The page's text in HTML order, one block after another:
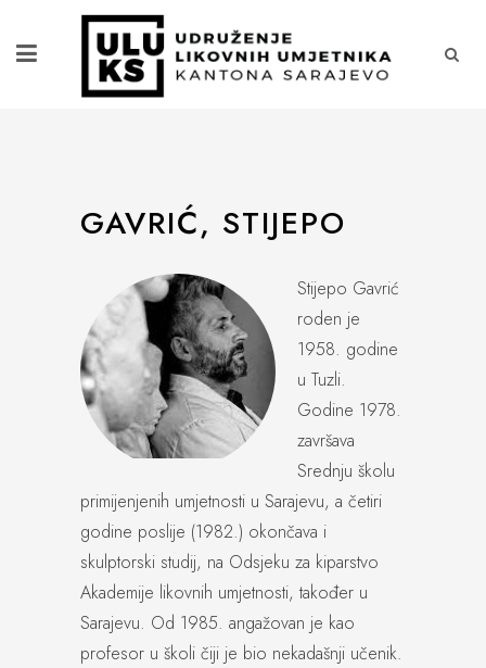
GAVRIĆ, STIJEPO
Stijepo Gavrić
roden je
1958. godine
u Tuzli.
Godine 1978.
završava
Srednju školu
primijenjenih umjetnosti u Sarajevu, a četiri
godine poslije (1982.) okončava i
skulptorski studij, na Odsjeku za kiparstvo
Akademije likovnih umjetnosti, također u
Sarajevu. Od 1985. angažovan je kao
profesor u školi čiji je bio nekadašnji učenik.